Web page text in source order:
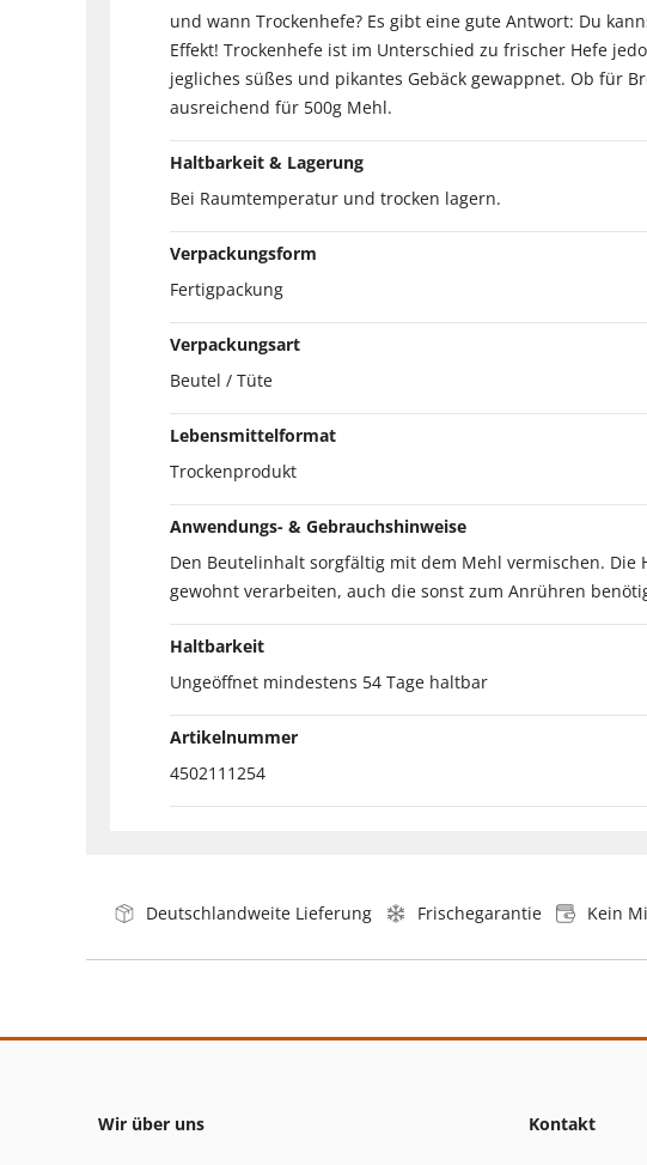
und wann Trockenhefe? Es gibt eine gute Antwort: Du
Effekt! Trockenhefe ist im Unterschied zu frischer Hefe
jegliches süßes und pikantes Gebäck gewappnet. Ob für
ausreichend für 500g Mehl.
Haltbarkeit & Lagerung
Bei Raumtemperatur und trocken lagern.
Verpackungsform
Fertigpackung
Verpackungsart
Beutel / Tüte
Lebensmittelformat
Trockenprodukt
Anwendungs- & Gebrauchshinweise
Den Beutelinhalt sorgfältig mit dem Mehl vermischen.
gewohnt verarbeiten, auch die sonst zum Anrühren
Haltbarkeit
Ungeöffnet mindestens 54 Tage haltbar
Artikelnummer
4502111254
Deutschlandweite Lieferung Frischegarantie Kein
Wir über uns Kontakt